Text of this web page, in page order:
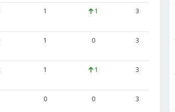
1 1 3
1 0 3 6
1 1 3
0 0 3